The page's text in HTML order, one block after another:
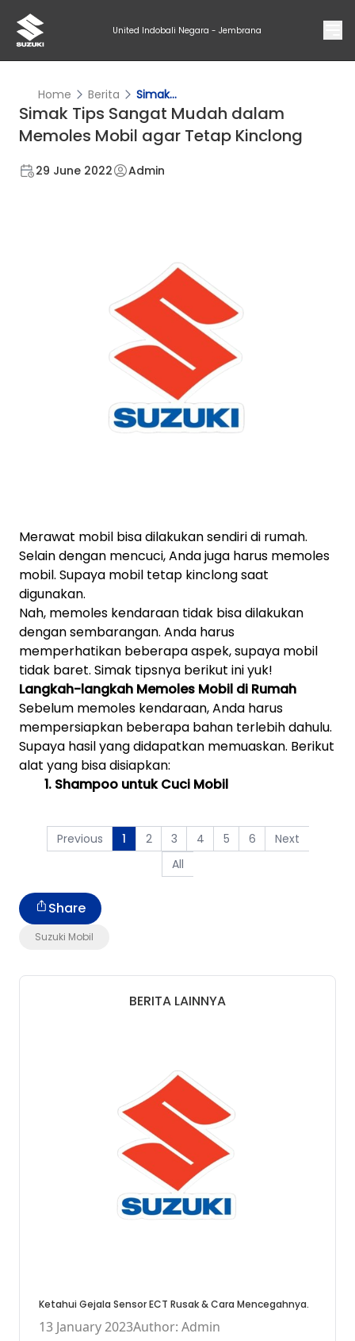
United Indobali Negara - Jembrana
Home Berita Simak...
Simak Tips Sangat Mudah dalam
Memoles Mobil agar Tetap Kinclong
29 June 2022 Admin
Merawat mobil bisa dilakukan sendiri di rumah.
Selain dengan mencuci, Anda juga harus memoles
mobil. Supaya mobil tetap kinclong saat
digunakan.
Nah, memoles kendaraan tidak bisa dilakukan
dengan sembarangan. Anda harus
memperhatikan beberapa aspek, supaya mobil
tidak baret. Simak tipsnya berikut ini yuk!
Langkah-langkah Memoles Mobil di Rumah
Sebelum memoles kendaraan, Anda harus
mempersiapkan beberapa bahan terlebih dahulu.
Supaya hasil yang didapatkan memuaskan. Berikut
alat yang bisa disiapkan:
1. Shampoo untuk Cuci Mobil
Previous 1 2 3 4 5 6
Next
All
Suzuki Mobil
Share
BERITA LAINNYA
Ketahui Gejala Sensor ECT Rusak & Cara Mencegahnya.
13 January 2023Author: Admin